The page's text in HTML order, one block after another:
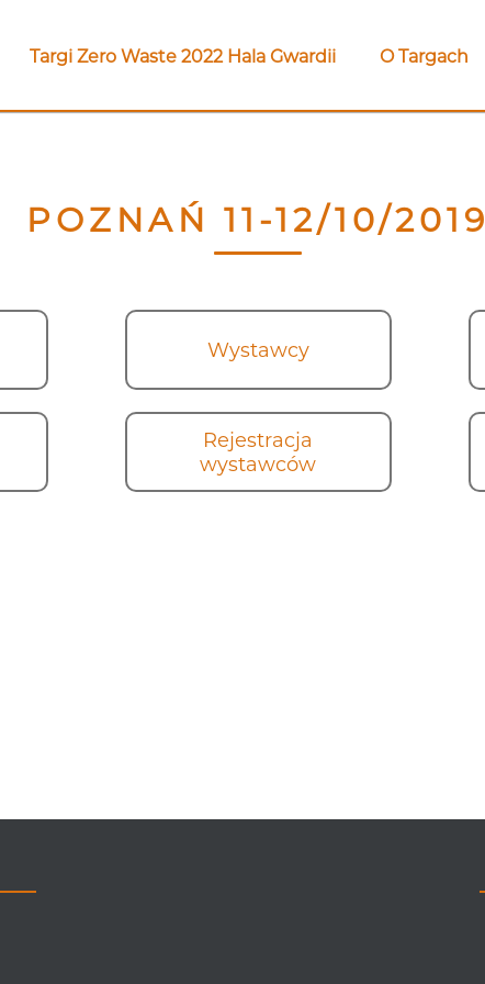
Targi Zero Waste 2022 Hala Gwardii O Targach
POZNAŃ 11-12/10/2019
Wystawcy
Rejestracja
wystawców